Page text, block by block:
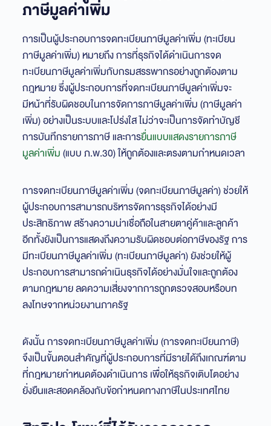
ภาษีมูลค่าเพิ่ม
การเป็นผู้ประกอบการจดทะเบียนภาษีมูลค่าเพิ่ม (ทะเบียน
ภาษีมูลค่าเพิ่ม) หมายถึง การที่ธุรกิจได้ดำเนินการจด
ทะเบียนภาษีมูลค่าเพิ่มกับกรมสรรพากรอย่างถูกต้องตาม
กฎหมาย ซึ่งผู้ประกอบการที่จดทะเบียนภาษีมูลค่าเพิ่มจะ
มีหน้าที่รับผิดชอบในการจัดการภาษีมูลค่าเพิ่ม (ภาษีมูลค่า
เพิ่ม) อย่างเป็นระบบและโปร่งใส ไม่ว่าจะเป็นการจัดทำบัญชี
การบันทึกรายการภาษี และการยื่นแบบแสดงรายการภาษี
มูลค่าเพิ่ม(แบบ ภ.พ.30) ให้ถูกต้องและตรงตามกำหนดเวลา
การจดทะเบียนภาษีมูลค่าเพิ่ม (จดทะเบียนภาษีมูลค่า) ช่วยให้
ผู้ประกอบการสามารถบริหารจัดการธุรกิจได้อย่างมี
ประสิทธิภาพ สร้างความน่าเชื่อถือในสายตาคู่ค้าและลูกค้า
อีกทั้งยังเป็นการแสดงถึงความรับผิดชอบต่อภาษีของรัฐ การ
มีทะเบียนภาษีมูลค่าเพิ่ม (ทะเบียนภาษีมูลค่า) ยังช่วยให้ผู้
ประกอบการสามารถดำเนินธุรกิจได้อย่างมั่นใจและถูกต้อง
ตามกฎหมาย ลดความเสี่ยงจากการถูกตรวจสอบหรือบท
ลงโทษจากหน่วยงานภาครัฐ
ดังนั้น การจดทะเบียนภาษีมูลค่าเพิ่ม (การจดทะเบียนภาษี)
จึงเป็นขั้นตอนสำคัญที่ผู้ประกอบการที่มีรายได้ถึงเกณฑ์ตาม
ที่กฎหมายกำหนดต้องดำเนินการ เพื่อให้ธุรกิจเติบโตอย่าง
ยั่งยืนและสอดคล้องกับข้อกำหนดทางภาษีในประเทศไทย